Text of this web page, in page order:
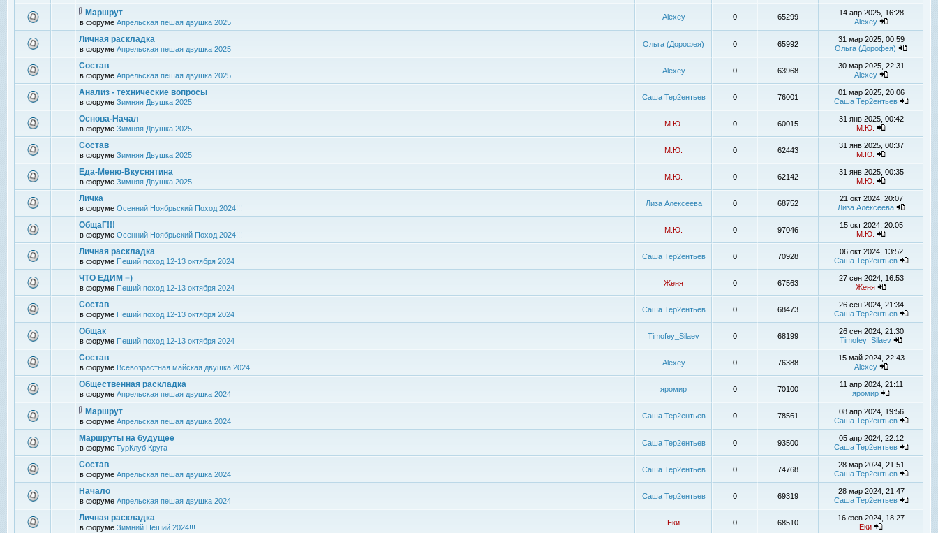
Маршрут
в форуме Апрельская пешая двушка 2025
Alexey 0 65299
14 апр 2025, 16:28
Alexey
Личная раскладка
в форуме Апрельская пешая двушка 2025
Ольга (Дорофея) 0 65992
31 мар 2025, 00:59
Ольга (Дорофея)
Состав
в форуме Апрельская пешая двушка 2025
Alexey 0 63968
30 мар 2025, 22:31
Alexey
Анализ - технические вопросы
в форуме Зимняя Двушка 2025
Саша Тер2ентьев 0 76001
01 мар 2025, 20:06
Саша Тер2ентьев
Основа-Начал
в форуме Зимняя Двушка 2025
М.Ю. 0 60015
31 янв 2025, 00:42
М.Ю.
Состав
в форуме Зимняя Двушка 2025
М.Ю. 0 62443
31 янв 2025, 00:37
М.Ю.
Еда-Меню-Вкуснятина
в форуме Зимняя Двушка 2025
М.Ю. 0 62142
31 янв 2025, 00:35
М.Ю.
Личка
в форуме Осенний Ноябрьский Поход 2024!!!
Лиза Алексеева 0 68752
21 окт 2024, 20:07
Лиза Алексеева
ОбщаГ!!!
в форуме Осенний Ноябрьский Поход 2024!!!
М.Ю. 0 97046
15 окт 2024, 20:05
М.Ю.
Личная раскладка
в форуме Пеший поход 12-13 октября 2024
Саша Тер2ентьев 0 70928
06 окт 2024, 13:52
Саша Тер2ентьев
ЧТО ЕДИМ =)
в форуме Пеший поход 12-13 октября 2024
Женя 0 67563
27 сен 2024, 16:53
Женя
Состав
в форуме Пеший поход 12-13 октября 2024
Саша Тер2ентьев 0 68473
26 сен 2024, 21:34
Саша Тер2ентьев
Общак
в форуме Пеший поход 12-13 октября 2024
Timofey_Silaev 0 68199
26 сен 2024, 21:30
Timofey_Silaev
Состав
в форуме Всевозрастная майская двушка 2024
Alexey 0 76388
15 май 2024, 22:43
Alexey
Общественная раскладка
в форуме Апрельская пешая двушка 2024
яромир 0 70100
11 апр 2024, 21:11
яромир
Маршрут
в форуме Апрельская пешая двушка 2024
Саша Тер2ентьев 0 78561
08 апр 2024, 19:56
Саша Тер2ентьев
Маршруты на будущее
в форуме ТурКлуб Круга
Саша Тер2ентьев 0 93500
05 апр 2024, 22:12
Саша Тер2ентьев
Состав
в форуме Апрельская пешая двушка 2024
Саша Тер2ентьев 0 74768
28 мар 2024, 21:51
Саша Тер2ентьев
Начало
в форуме Апрельская пешая двушка 2024
Саша Тер2ентьев 0 69319
28 мар 2024, 21:47
Саша Тер2ентьев
Личная раскладка
в форуме Зимний Пеший 2024!!!
Еки 0 68510
16 фев 2024, 18:27
Еки